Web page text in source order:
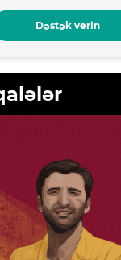
Dəstək verin